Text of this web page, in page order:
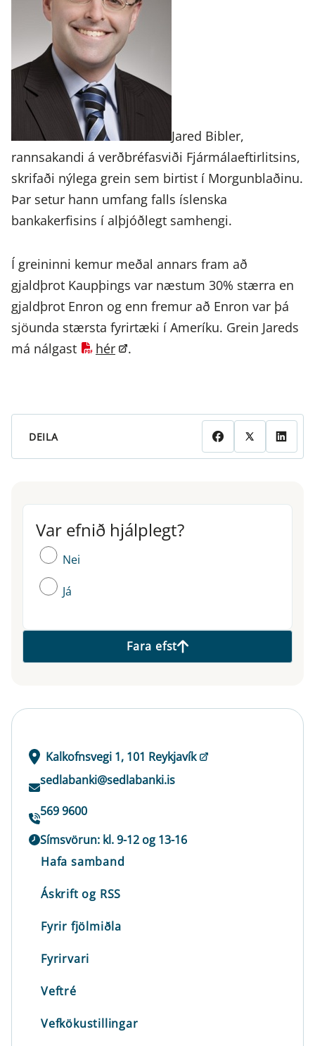
Jared Bibler,
rannsakandi á verðbréfasviði Fjármálaeftirlitsins,
skrifaði nýlega grein sem birtist í Morgunblaðinu.
Þar setur hann umfang falls íslenska
bankakerfisins í alþjóðlegt samhengi.
Í greininni kemur meðal annars fram að
gjaldþrot Kaupþings var næstum 30% stærra en
gjaldþrot Enron og enn fremur að Enron var þá
sjöunda stærsta fyrirtæki í Ameríku. Grein Jareds
má nálgast
hér .
DEILA
Var efnið hjálplegt?
Var efnið hjálplegt?
Nei
Já
Fara efst
Kalkofnsvegi 1, 101 Reykjavík
sedlabanki@sedlabanki.is
569 9600
Símsvörun: kl. 9-12 og 13-16
Hafa samband
Áskrift og RSS
Fyrir fjölmiðla
Fyrirvari
Veftré
Vefkökustillingar